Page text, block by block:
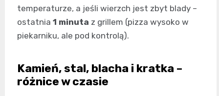
temperaturze, a jeśli wierzch jest zbyt blady –
ostatnia 1 minuta z grillem (pizza wysoko w
piekarniku, ale pod kontrolą).
Kamień, stal, blacha i kratka –
różnice w czasie